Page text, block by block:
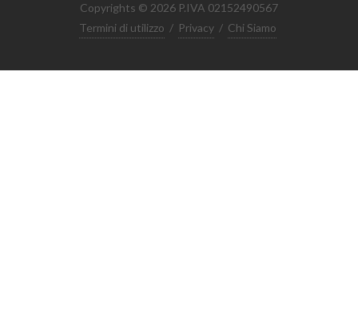
Copyrights © 2026 P.IVA 02152490567
Termini di utilizzo / Privacy / Chi Siamo